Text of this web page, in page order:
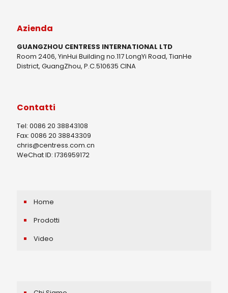
Azienda
GUANGZHOU CENTRESS INTERNATIONAL LTD
Room 2406, YinHui Building no.117 LongYi Road, TianHe
District, GuangZhou, P.C.510635 CINA
Contatti
Tel: 0086 20 38843108
Fax: 0086 20 38843309
chris@centress.com.cn
WeChat ID: I736959172
Home
Prodotti
Video